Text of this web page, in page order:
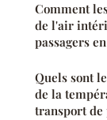
Comment
de l'air
passagers
Quels sont
de la
transport de